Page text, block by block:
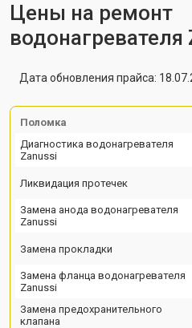
Цены на ремонт
водонагревателя
Дата обновления прайса:
Поломка
Диагностика водонагревателя
Zanussi
Ликвидация протечек
Замена анода водонагревателя
Zanussi
Замена прокладки
Замена фланца водонагревателя
Zanussi
Замена предохранительного
клапана